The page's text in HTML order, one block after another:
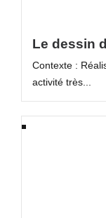
Le dessin
Contexte :
activité très...